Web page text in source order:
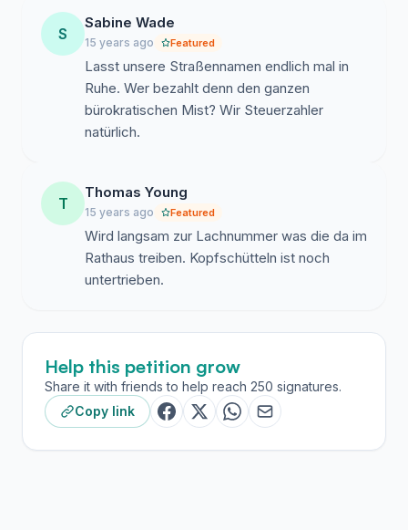
Bisherige Unterzeichner (altes Portal): 120
Weitere Informationen unterhttp://www.npd-
oberweser.de
Ring Nationaler Frauen
Kameradschaft Hildesheim
S
Sabine Wade
15 years ago Featured
Lasst unsere Straßennamen endlich mal in
Ruhe. Wer bezahlt denn den ganzen
bürokratischen Mist? Wir Steuerzahler
natürlich.
T
Thomas Young
15 years ago Featured
Wird langsam zur Lachnummer was die da im
Rathaus treiben. Kopfschütteln ist noch
untertrieben.
Help this petition grow
Share it with friends to help reach 250 signatures.
Copy link